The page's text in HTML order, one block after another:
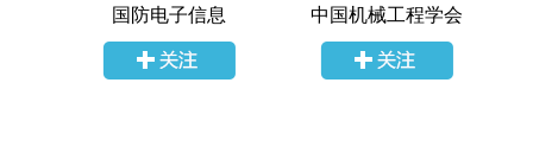
国防电子信息 中国机械工程学会